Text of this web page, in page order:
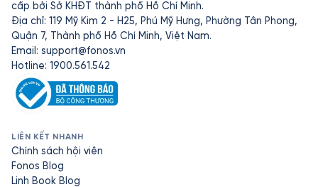
cấp bởi Sở KHĐT thành phố Hồ Chí Minh.
Địa chỉ: 119 Mỹ Kim 2 - H25, Phú Mỹ Hưng, Phường Tân Phong,
Quận 7, Thành phố Hồ Chí Minh, Việt Nam.
Email: support@fonos.vn
Hotline: 1900.561.542
LIÊN KẾT NHANH
Chính sách hội viên
Fonos Blog
Linh Book Blog